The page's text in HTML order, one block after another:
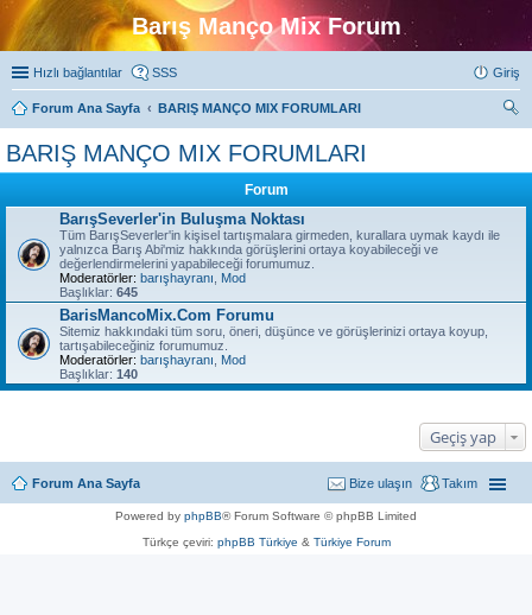
Barış Manço Mix Forum
Hızlı bağlantılar SSS Giriş
Forum Ana Sayfa
BARIŞ MANÇO MIX FORUMLARI
BARIŞ MANÇO MIX FORUMLARI
Forum
BarışSeverler'in Buluşma Noktası
Tüm BarışSeverler'in kişisel tartışmalara girmeden, kurallara uymak kaydı ile
yalnızca Barış Abi'miz hakkında görüşlerini ortaya koyabileceği ve
değerlendirmelerini yapabileceği forumumuz.
Moderatörler: barışhayranı
Mod
Başlıklar: 645
BarisMancoMix.Com Forumu
Sitemiz hakkındaki tüm soru, öneri, düşünce ve görüşlerinizi ortaya koyup,
tartışabileceğiniz forumumuz.
Moderatörler: barışhayranı
Mod
Başlıklar: 140
Geçiş yap
Forum Ana Sayfa Takım
Bize ulaşın
Powered by phpBB® Forum Software © phpBB Limited
Türkçe çeviri: phpBB Türkiye & Türkiye Forum